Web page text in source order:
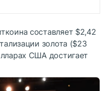
составляет $2,42
золота ($23
США достигает